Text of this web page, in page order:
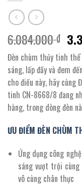
6.084.000₫ Giá
là:
Đèn chùm thủy tinh thể
sáng, lấp đầy và đem
cho điều này, hãy cùng
tinh CN-8668/8 đang
hàng, trong dòng đèn
ƯU ĐIỂM ĐÈN CHÙM
Ứng dụng công
sáng vượt trội
vô cùng chân thực